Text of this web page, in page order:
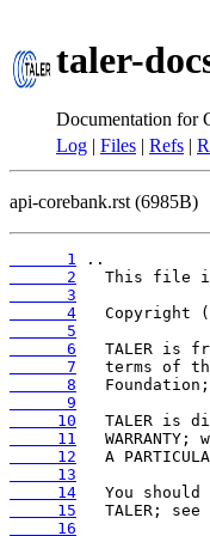
taler-
Documentation for
Log | Files | Refs |
api-corebank.rst (6985B)
      1
      2
      3
      4
      5
      6
      7
      8
      9
     10
     11
     12
     13
     14
     15
     16